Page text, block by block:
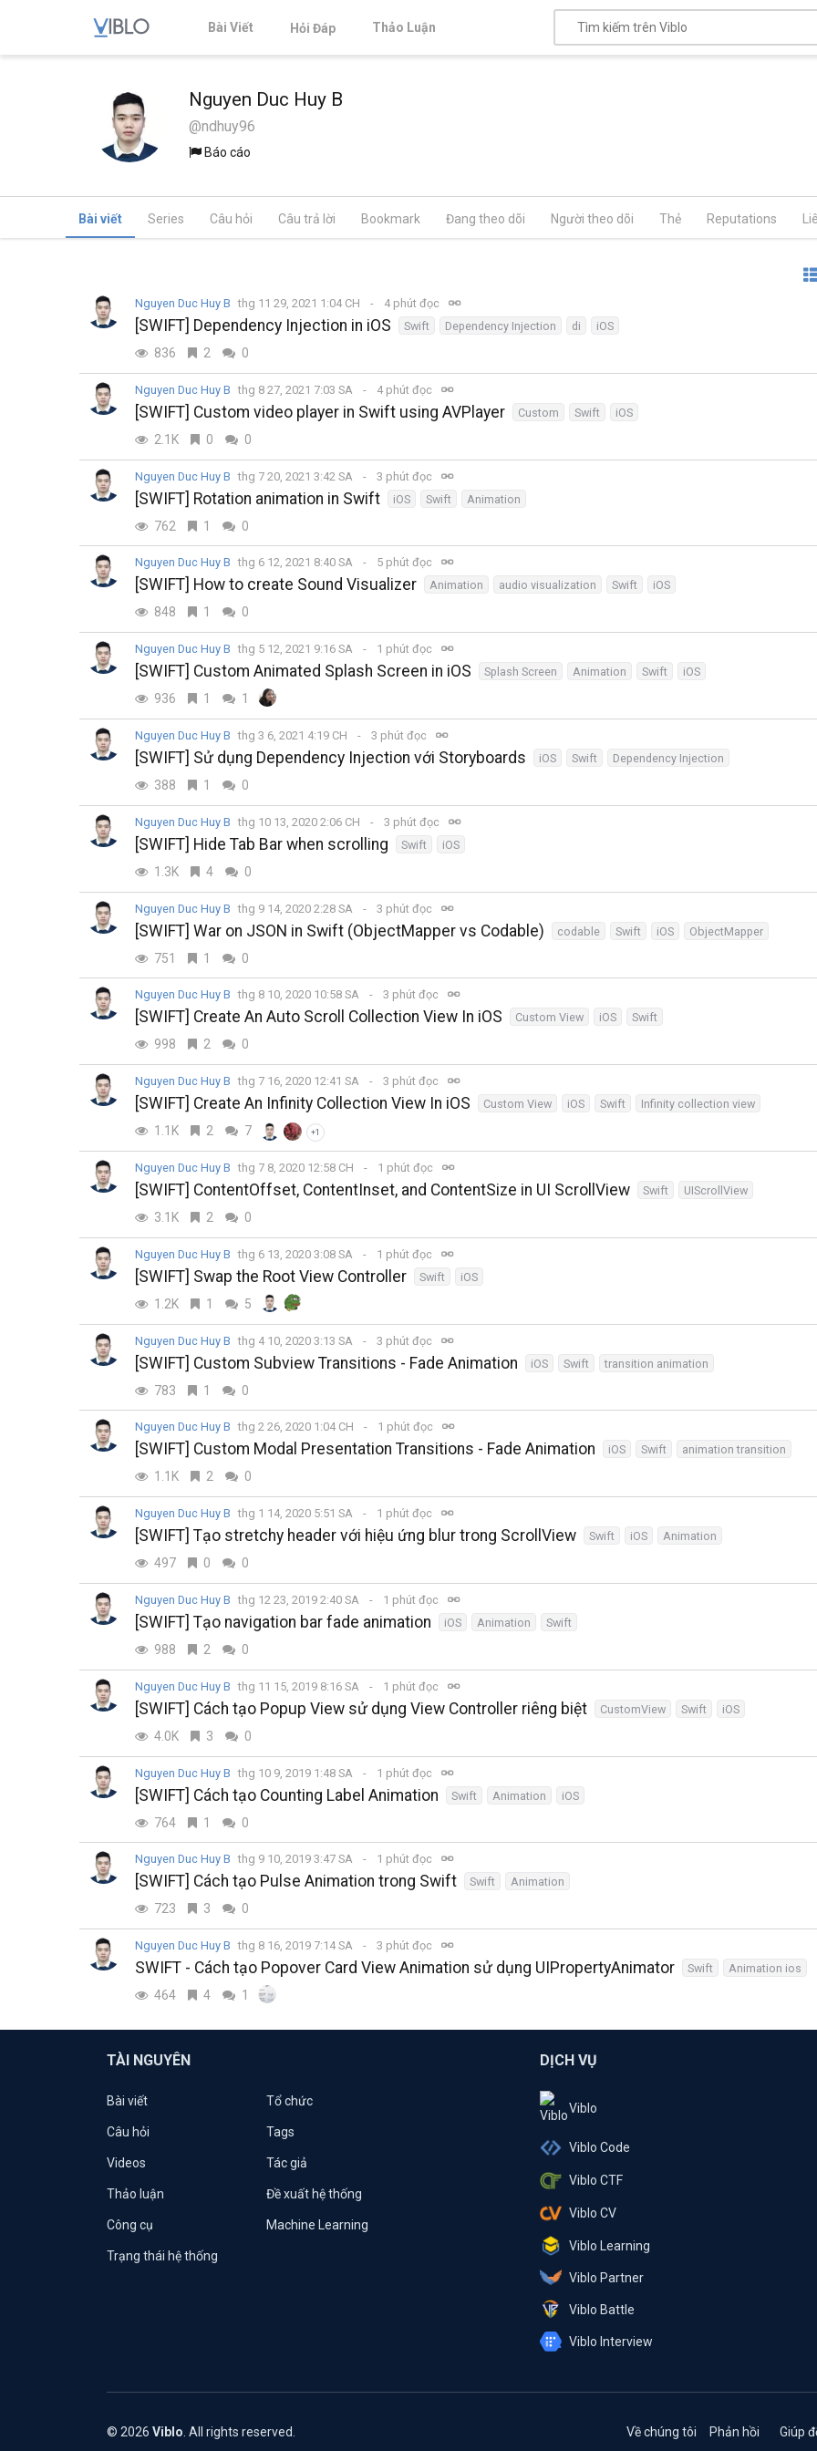
Bài Viết Hỏi Đáp Thảo Luận
Nguyen Duc Huy B
@ndhuy96
Báo cáo
Bài viết Series Câu hỏi Câu trả lời Bookmark Đang theo dõi Người theo dõi Thẻ Reputations
Nguyen Duc Huy B thg 11 29, 2021 1:04 CH 4 phút đọc
[SWIFT] Dependency Injection in iOS Swift Dependency Injection di iOS
836 2 0
Nguyen Duc Huy B thg 8 27, 2021 7:03 SA 4 phút đọc
[SWIFT] Custom video player in Swift using AVPlayer Custom Swift iOS
2.1K 0 0
Nguyen Duc Huy B thg 7 20, 2021 3:42 SA 3 phút đọc
[SWIFT] Rotation animation in Swift iOS Swift Animation
762 1 0
Nguyen Duc Huy B thg 6 12, 2021 8:40 SA 5 phút đọc
[SWIFT] How to create Sound Visualizer Animation audio visualization Swift iOS
848 1 0
Nguyen Duc Huy B thg 5 12, 2021 9:16 SA 1 phút đọc
[SWIFT] Custom Animated Splash Screen in iOS Splash Screen Animation Swift iOS
936 1 1
Nguyen Duc Huy B thg 3 6, 2021 4:19 CH 3 phút đọc
[SWIFT] Sử dụng Dependency Injection với Storyboards iOS Swift Dependency Injection
388 1 0
Nguyen Duc Huy B thg 10 13, 2020 2:06 CH 3 phút đọc
[SWIFT] Hide Tab Bar when scrolling Swift iOS
1.3K 4 0
Nguyen Duc Huy B thg 9 14, 2020 2:28 SA 3 phút đọc
[SWIFT] War on JSON in Swift (ObjectMapper vs Codable) codable Swift iOS ObjectMapper
751 1 0
Nguyen Duc Huy B thg 8 10, 2020 10:58 SA 3 phút đọc
[SWIFT] Create An Auto Scroll Collection View In iOS Custom View iOS Swift
998 2 0
Nguyen Duc Huy B thg 7 16, 2020 12:41 SA 3 phút đọc
[SWIFT] Create An Infinity Collection View In iOS Custom View iOS Swift Infinity collection view
1.1K 2 7 +1
Nguyen Duc Huy B thg 7 8, 2020 12:58 CH 1 phút đọc
[SWIFT] ContentOffset, ContentInset, and ContentSize in UI ScrollView Swift UIScrollView
3.1K 2 0
Nguyen Duc Huy B thg 6 13, 2020 3:08 SA 1 phút đọc
[SWIFT] Swap the Root View Controller Swift iOS
1.2K 1 5
Nguyen Duc Huy B thg 4 10, 2020 3:13 SA 3 phút đọc
[SWIFT] Custom Subview Transitions - Fade Animation iOS Swift transition animation
783 1 0
Nguyen Duc Huy B thg 2 26, 2020 1:04 CH 1 phút đọc
[SWIFT] Custom Modal Presentation Transitions - Fade Animation iOS Swift animation transition
1.1K 2 0
Nguyen Duc Huy B thg 1 14, 2020 5:51 SA 1 phút đọc
[SWIFT] Tạo stretchy header với hiệu ứng blur trong ScrollView Swift iOS Animation
497 0 0
Nguyen Duc Huy B thg 12 23, 2019 2:40 SA 1 phút đọc
[SWIFT] Tạo navigation bar fade animation iOS Animation Swift
988 2 0
Nguyen Duc Huy B thg 11 15, 2019 8:16 SA 1 phút đọc
[SWIFT] Cách tạo Popup View sử dụng View Controller riêng biệt CustomView Swift iOS
4.0K 3 0
Nguyen Duc Huy B thg 10 9, 2019 1:48 SA 1 phút đọc
[SWIFT] Cách tạo Counting Label Animation Swift Animation iOS
764 1 0
Nguyen Duc Huy B thg 9 10, 2019 3:47 SA 1 phút đọc
[SWIFT] Cách tạo Pulse Animation trong Swift Swift Animation
723 3 0
Nguyen Duc Huy B thg 8 16, 2019 7:14 SA 3 phút đọc
SWIFT - Cách tạo Popover Card View Animation sử dụng UIPropertyAnimator Swift Animation ios
464 4 1
TÀI NGUYÊN
Bài viết Tổ chức
Câu hỏi Tags
Videos Tác giả
Thảo luận Đề xuất hệ thống
Công cụ Machine Learning
Trạng thái hệ thống
DỊCH VỤ
Viblo
Viblo Code
Viblo CTF
Viblo CV
Viblo Learning
Viblo Partner
Viblo Battle
Viblo Interview
© 2026 Viblo . All rights reserved. Về chúng tôi Phản hồi Giúp